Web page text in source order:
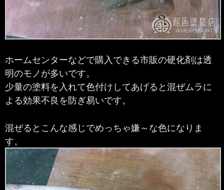
ホームセンターなどで購入できる市販の硬化剤は透
明のモノが多いです。
少量の塗料を入れて色付けしてあげると混ぜムラに
よる効果不良を防ぎ易いです。
混ぜるとこんな感じでめっちゃ嫌～な色になりま
す。